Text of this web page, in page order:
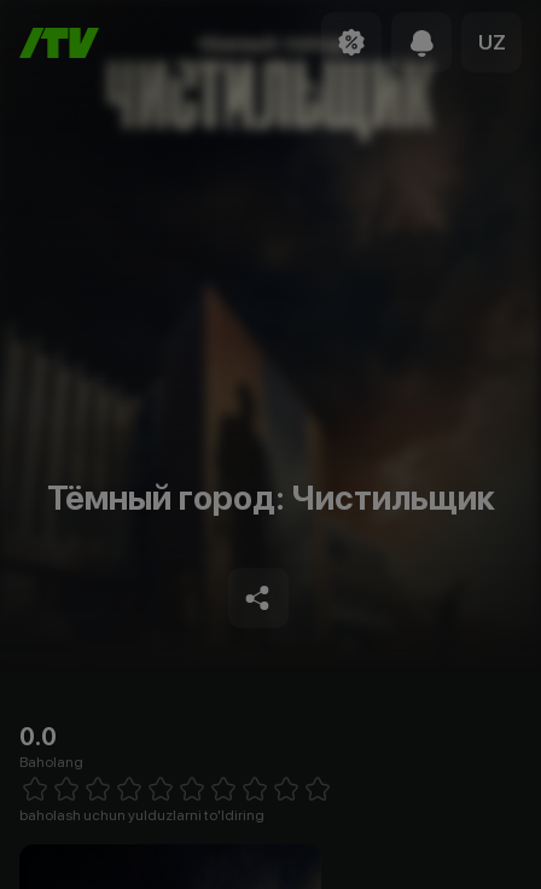
UZ
Тёмный город: Чистильщик
0.0
Baholang
1 Star 2 Stars 3 Stars 4 Stars5 Stars 6 Stars7 Stars8 Stars
baholash uchun yulduzlarni to'ldiring